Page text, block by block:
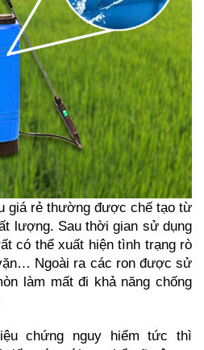
giá rẻ thường được chế tạo từ
lượng. Sau thời gian sử dụng
có thể xuất hiện tình trạng rò
Ngoài ra các ron được sử
làm mất đi khả năng chống
chứng nguy hiểm tức thì